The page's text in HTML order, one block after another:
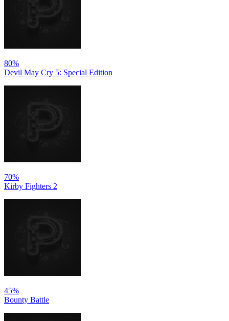
80%
Devil May Cry 5: Special Edition
70%
Kirby Fighters 2
45%
Bounty Battle